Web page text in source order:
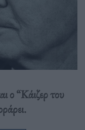
ο “Κάιζερ του